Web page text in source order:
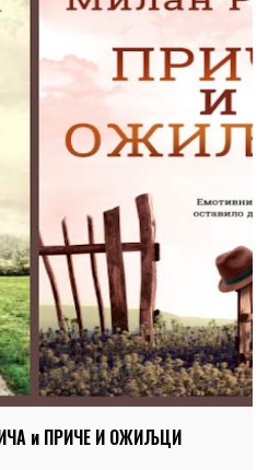
и ПРИЧЕ И ОЖИЉЦИ